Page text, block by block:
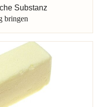
Thomas Thomas Ruhl
Substanz
bringen